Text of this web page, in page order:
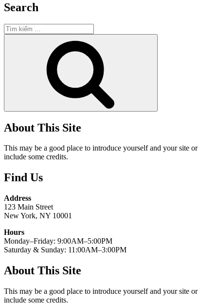
Search
Tìm
kiếm:
About This Site
This may be a good place to introduce yourself and your site or
include some credits.
Find Us
Address
123 Main Street
New York, NY 10001
Hours
Monday–Friday: 9:00AM–5:00PM
Saturday & Sunday: 11:00AM–3:00PM
About This Site
This may be a good place to introduce yourself and your site or
include some credits.